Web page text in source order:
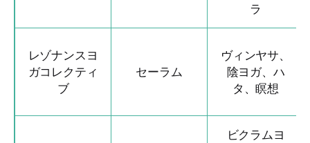
ラ
レゾナンスヨ
ガコレクティ
ブ
セーラム
ヴィンヤサ、
陰ヨガ、ハ
タ、瞑想
ビクラムヨ